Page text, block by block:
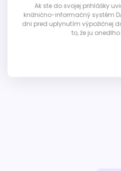
Ak ste do svojej prihlášky
knižnično-informačný systém
dni pred uplynutím výpožičnej
to, že ju